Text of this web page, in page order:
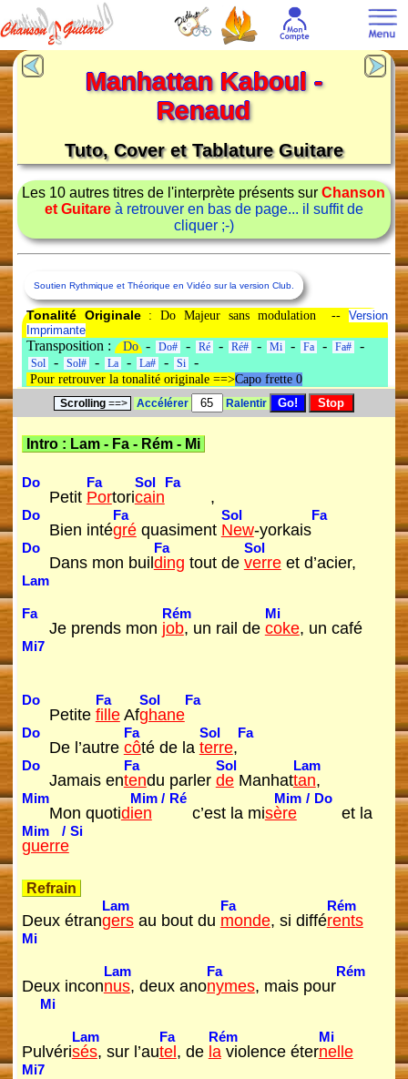
Manhattan Kaboul -
Renaud
Tuto, Cover et Tablature Guitare
Les 10 autres titres de l'interprète présents surChanson
et Guitare à retrouver en bas de page... il suffit de
cliquer ;-)
Soutien Rythmique et Théorique en Vidéo sur la version Club.
Tonalité Originale: Do Majeur sans modulation -- Version
Imprimante
Transposition : Do- Do# - Ré - Ré# - Mi - Fa - Fa# -
Sol - Sol# - La - La# - Si -
Pour retrouver la tonalité originale ==>Capo frette 0
Scrolling ==> Accélérer Ralentir
Intro : Lam- Fa- Rém- Mi
Do
Petit
Fa
Portori
Sol
cain
Fa
,
Do
Bien inté
Fa
gréquasiment
Sol
New-yorkais
Fa
Do
Dans mon buil
Fa
ding tout de
Sol
verreet d’acier,
Lam
Fa
Je prends mon
Rém
job, un rail de
Mi
coke, un café
Mi7
Do
Petite
Fa
filleAf
Sol
ghane
Fa
Do
De l’autre
Fa
côté de la
Sol
terre,
Fa
Do
Jamais en
Fa
tendu parler
Sol
deManhat
Lam
tan,
Mim
Mon quoti
Mim
dien
/ Ré
c’est la mi
Mim
sère
/ Do
et la
Mim
guerre
/ Si
Refrain
Deux étran
Lam
gersau bout du
Fa
monde, si diffé
Rém
rents
Mi
Deux incon
Lam
nus, deux ano
Fa
nymes, mais pour
Rém
Mi
Pulvéri
Lam
sés, sur l’au
Fa
tel , de
Rém
laviolence éter
Mi
nelle
Mi7